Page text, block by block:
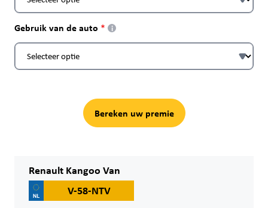
Gebruik van de auto i
Bereken uw premie
Renault Kangoo Van
V-58-NTV